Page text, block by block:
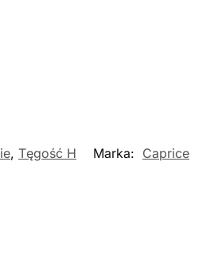
, Tęgość H Marka: Caprice